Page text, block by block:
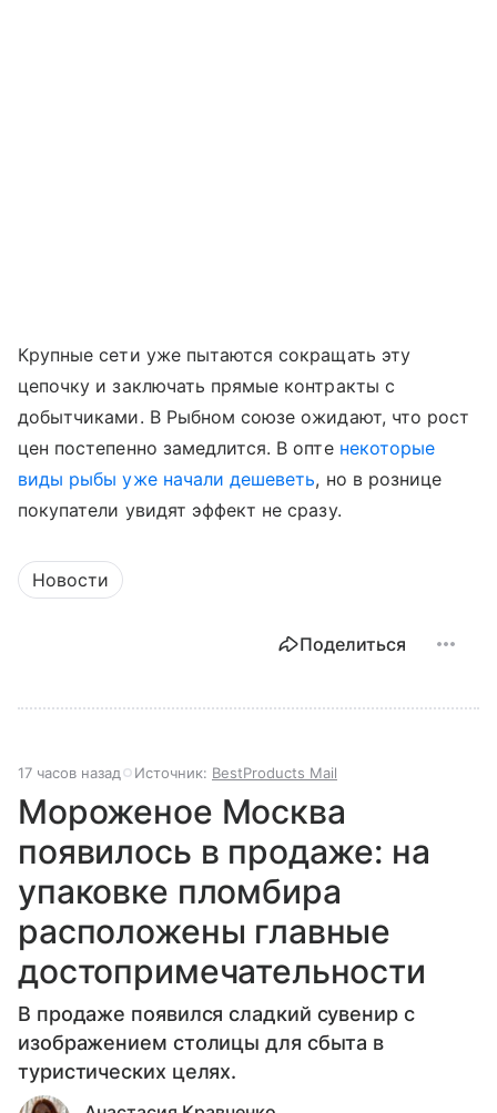
Крупные сети уже пытаются сокращать эту
цепочку и заключать прямые контракты с
добытчиками. В Рыбном союзе ожидают, что рост
цен постепенно замедлится. В опте некоторые
виды рыбы уже начали дешеветь, но в рознице
покупатели увидят эффект не сразу.
Новости
Поделиться
17 часов назад Источник: BestProducts Mail
Мороженое Москва
появилось в продаже: на
упаковке пломбира
расположены главные
достопримечательности
В продаже появился сладкий сувенир с
изображением столицы для сбыта в
туристических целях.